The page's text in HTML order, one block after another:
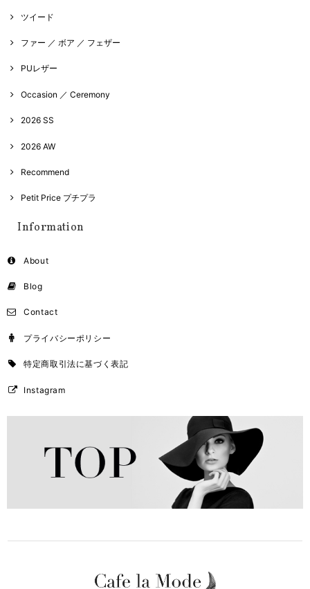
ツイード
ファー ／ ボア ／ フェザー
PUレザー
Occasion ／ Ceremony
2026 SS
2026 AW
Recommend
Petit Price プチプラ
Information
About
Blog
Contact
プライバシーポリシー
特定商取引法に基づく表記
Instagram